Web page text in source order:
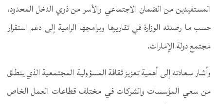
المستفيدين من الضمان الاجتماعي والأسر من ذوي الدخل المحدود،
حسب ما رصدته الوزارة في تقاريرها وبرامجها الرامية إلى دعم استقرار
مجتمع دولة الإمارات.
وأشار سعادته إلى أهمية تعزيز ثقافة المسؤولية المجتمعية الذي ينطلق
من سعي المؤسسات والشركات في مختلف قطاعات العمل الخاص